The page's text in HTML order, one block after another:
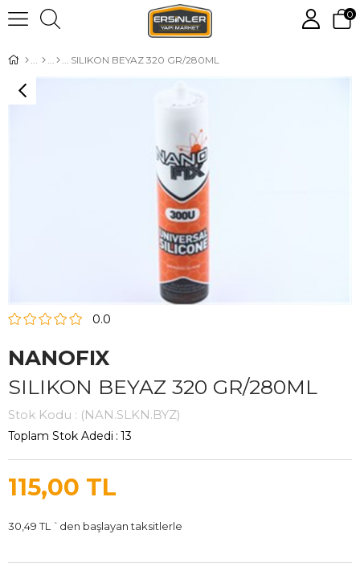
0
SILIKON BEYAZ 320 GR/280ML
0.0
NANOFIX
SILIKON BEYAZ 320 GR/280ML
Stok Kodu (NAN.SLKN.BYZ)
Toplam Stok Adedi : 13
115,00 TL
30,49 TL `den başlayan taksitlerle